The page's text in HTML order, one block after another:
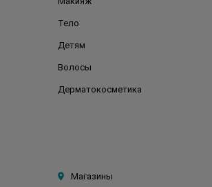
Тело
Детям
Волосы
Дерматокосметика
Магазины